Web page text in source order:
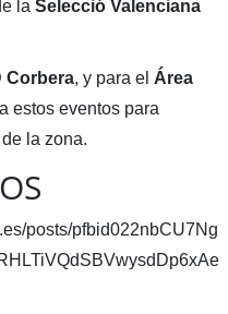
la Selecció Valenciana
Corbera, y para el Área
estos eventos para
la zona.
posts/pfbid022nbCU7Ng